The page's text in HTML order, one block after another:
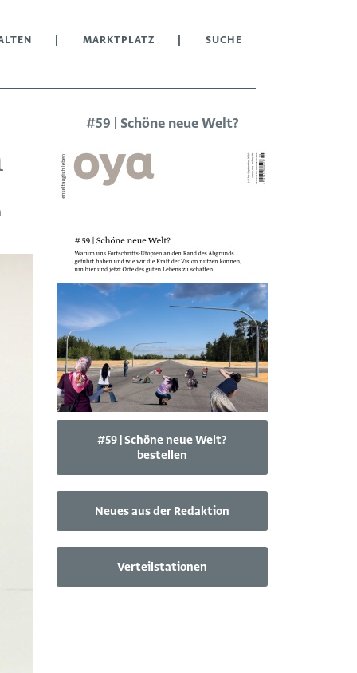
MARKTPLATZ SUCHE
#59 | Schöne neue Welt?
#59 | Schöne neue Welt?
bestellen
Neues aus der Redaktion
Verteilstationen